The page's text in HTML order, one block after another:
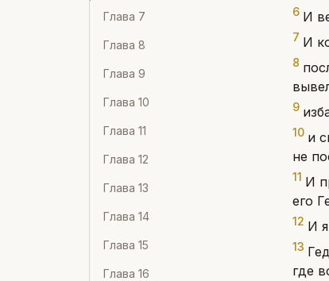
Глава 7
Глава 8
Глава 9
Глава 10
Глава 11
Глава 12
Глава 13
Глава 14
Глава 15
Глава 16
6 И
7 И
8
9
10 и
не
11 И
его
12 И
13
где